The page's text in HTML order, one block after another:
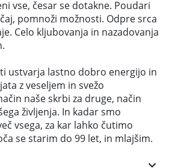
vse, česar se dotakne. Poudari
pomnoži možnosti. Odpre srca
Celo kljubovanja in nazadovanja
ustvarja lastno dobro energijo in
z veseljem in svežo
naše skrbi za druge, način
življenja. In kadar smo
vsega, za kar lahko čutimo
se starim do 99 let, in mlajšim.